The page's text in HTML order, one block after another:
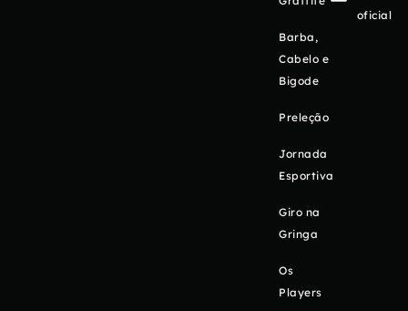
Barba,
Cabelo e
Bigode
Preleção
Jornada
Esportiva
Giro na
Gringa
Os
Players
oficial